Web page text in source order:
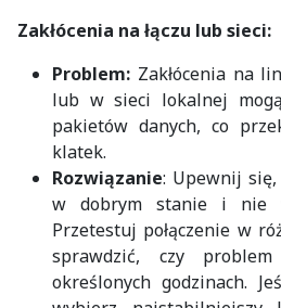
Zakłócenia na łączu lub sieci:
Problem: Zakłócenia na
lub w sieci lokalnej
pakietów danych, co
klatek.
Rozwiązanie: Upewnij
w dobrym stanie i nie
Przetestuj połączenie w
sprawdzić, czy
określonych godzinach.